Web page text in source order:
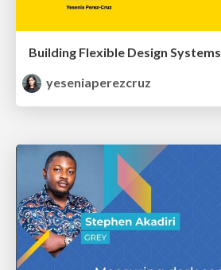
Building Flexible Design Systems
yeseniaperezcruz